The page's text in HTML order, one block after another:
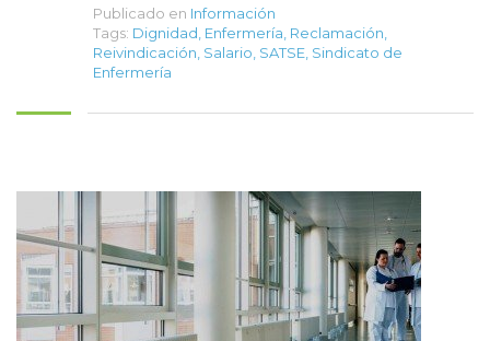
Publicado en Información
Tags: Dignidad Enfermería Reclamación
Reivindicación Salario SATSE Sindicato de
Enfermería